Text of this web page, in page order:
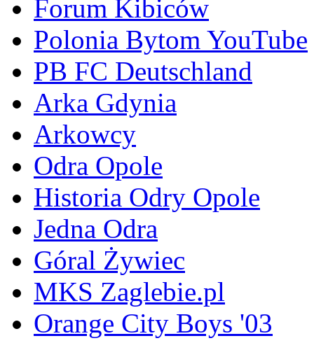
Forum Kibiców
Polonia Bytom YouTube
PB FC Deutschland
Arka Gdynia
Arkowcy
Odra Opole
Historia Odry Opole
Jedna Odra
Góral Żywiec
MKS Zaglebie.pl
Orange City Boys '03